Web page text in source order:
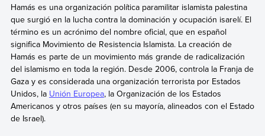
Hamás es una organización política paramilitar islamista palestina
que surgió en la lucha contra la dominación y ocupación isarelí. El
término es un acrónimo del nombre oficial, que en español
significa Movimiento de Resistencia Islamista. La creación de
Hamás es parte de un movimiento más grande de radicalización
del islamismo en toda la región. Desde 2006, controla la Franja de
Gaza y es considerada una organización terrorista por Estados
Unidos, la Unión Europea, la Organización de los Estados
Americanos y otros países (en su mayoría, alineados con el Estado
de Israel).